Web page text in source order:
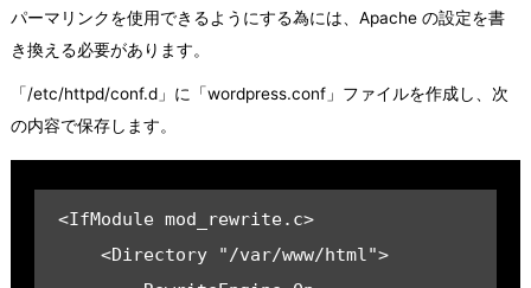
パーマリンクを使用できるようにする為には、Apache の設定を書
き換える必要があります。
「/etc/httpd/conf.d」に「wordpress.conf」ファイルを作成し、次
の内容で保存します。
<IfModule mod_rewrite.c>
    <Directory "/var/www/html">